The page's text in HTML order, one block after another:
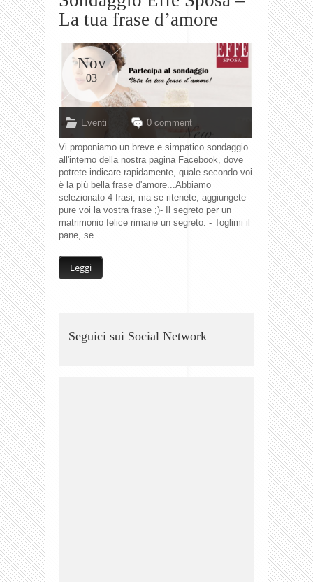
La tua frase d’amore
Nov
03
Eventi 0 comment
Vi proponiamo un breve e simpatico sondaggio
all'interno della nostra pagina Facebook, dove
potrete indicare rapidamente, quale secondo voi
è la più bella frase d'amore...Abbiamo
selezionato 4 frasi, ma se ritenete, aggiungete
pure voi la vostra frase ;)- Il segreto per un
matrimonio felice rimane un segreto. - Toglimi il
pane, se...
Leggi
Seguici sui Social Network